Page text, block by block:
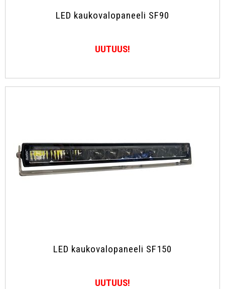
LED kaukovalopaneeli SF90
UUTUUS!
LED kaukovalopaneeli SF150
UUTUUS!